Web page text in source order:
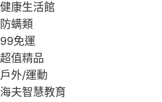
健康生活館
防螨類
99免運
超值精品
戶外/運動
海夫智慧教育